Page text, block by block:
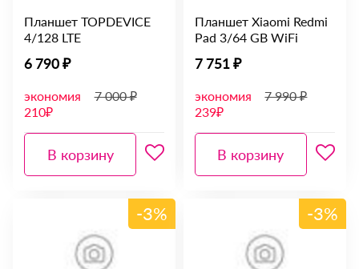
Планшет TOPDEVICE
4/128 LTE
6 790 ₽
экономия
210₽
7 000 ₽
В корзину
Планшет Xiaomi Redmi
Pad 3/64 GB WiFi
7 751 ₽
экономия
239₽
7 990 ₽
В корзину
-3% -3%